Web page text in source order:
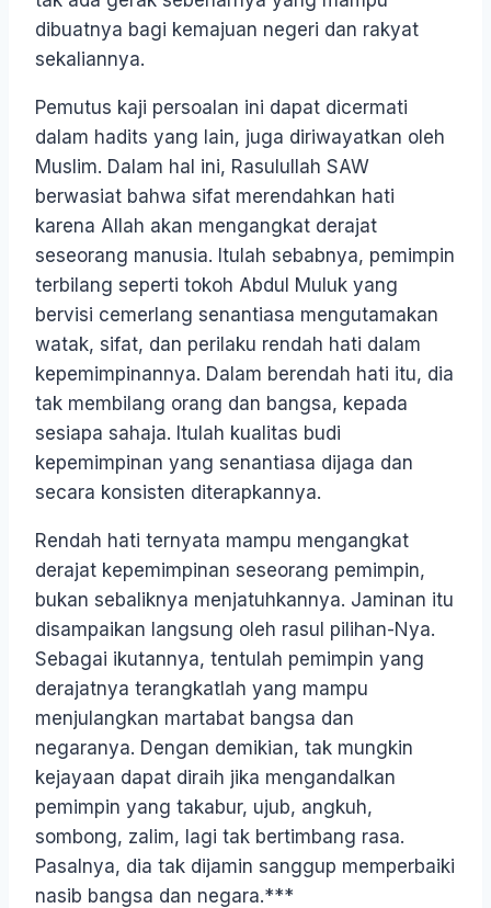
dibuatnya bagi kemajuan negeri dan rakyat
sekaliannya.
Pemutus kaji persoalan ini dapat dicermati
dalam hadits yang lain, juga diriwayatkan oleh
Muslim. Dalam hal ini, Rasulullah SAW
berwasiat bahwa sifat merendahkan hati
karena Allah akan mengangkat derajat
seseorang manusia. Itulah sebabnya, pemimpin
terbilang seperti tokoh Abdul Muluk yang
bervisi cemerlang senantiasa mengutamakan
watak, sifat, dan perilaku rendah hati dalam
kepemimpinannya. Dalam berendah hati itu, dia
tak membilang orang dan bangsa, kepada
sesiapa sahaja. Itulah kualitas budi
kepemimpinan yang senantiasa dijaga dan
secara konsisten diterapkannya.
Rendah hati ternyata mampu mengangkat
derajat kepemimpinan seseorang pemimpin,
bukan sebaliknya menjatuhkannya. Jaminan itu
disampaikan langsung oleh rasul pilihan-Nya.
Sebagai ikutannya, tentulah pemimpin yang
derajatnya terangkatlah yang mampu
menjulangkan martabat bangsa dan
negaranya. Dengan demikian, tak mungkin
kejayaan dapat diraih jika mengandalkan
pemimpin yang takabur, ujub, angkuh,
sombong, zalim, lagi tak bertimbang rasa.
Pasalnya, dia tak dijamin sanggup memperbaiki
nasib bangsa dan negara.***